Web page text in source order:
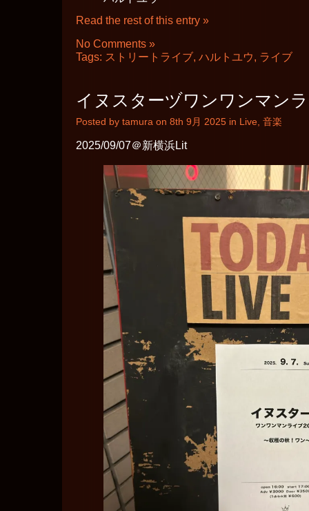
Read the rest of this entry »
No Comments »
Tags: ストリートライブ, ハルトユウ, ライブ
イヌスターヅワンワンマン
Posted by tamura on 8th 9月 2025 in Live 音楽
2025/09/07＠新横浜Lit